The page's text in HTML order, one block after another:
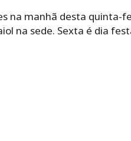
na manhã desta quinta-
na sede. Sexta é dia